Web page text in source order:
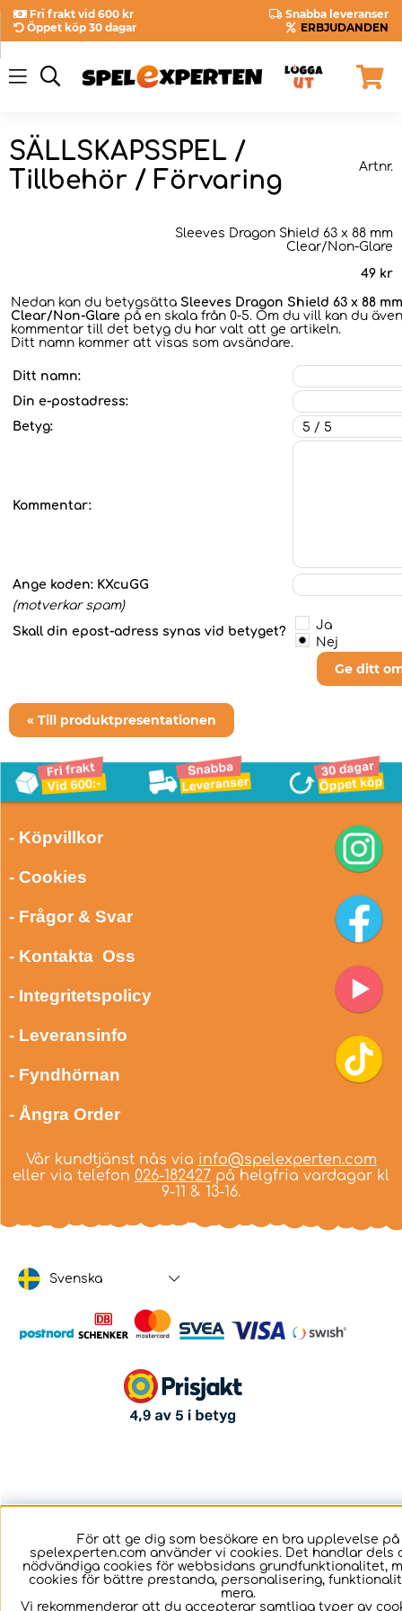
Fri frakt vid 600 kr
Snabba leveranser
Öppet köp 30 dagar
ERBJUDANDEN
SÄLLSKAPSSPEL /
Tillbehör / Förvaring
Artnr.
Sleeves Dragon Shield 63 x 88 mm
Clear/Non-Glare
49 kr
Nedan kan du betygsätta Sleeves Dragon Shield 63 x 88 mm
Clear/Non-Glare på en skala från 0-5. Om du vill kan du
kommentar till det betyg du har valt att ge artikeln.
Ditt namn kommer att visas som avsändare.
Ditt namn:
Din e-postadress:
Betyg:
Kommentar:
Ange koden: KXcuGG
(motverkar spam)
Skall din epost-adress synas vid betyget?
Ja
Nej
Ge ditt
« Till produktpresentationen
- Köpvillkor
- Cookies
- Frågor & Svar
- Kontakta Oss
- Integritetspolicy
- Leveransinfo
- Fyndhörnan
- Ångra Order
Vår kundtjänst nås via info@spelexperten.com
eller via telefon 026-182427 på helgfria vardagar kl
9-11 & 13-16.
Svenska
För att ge dig som besökare en bra upplevelse på
spelexperten.com använder vi cookies. Det handlar dels
nödvändiga cookies för webbsidans grundfunktionalitet,
cookies för bättre prestanda, personalisering,
mera.
Vi rekommenderar att du accepterar samtliga typer av